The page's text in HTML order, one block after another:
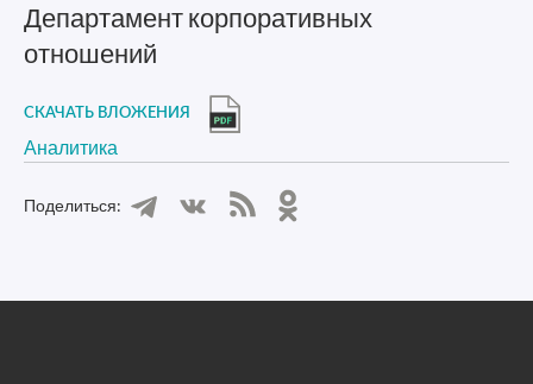
Департамент корпоративных
отношений
СКАЧАТЬ ВЛОЖЕНИЯ
Аналитика
Поделиться: